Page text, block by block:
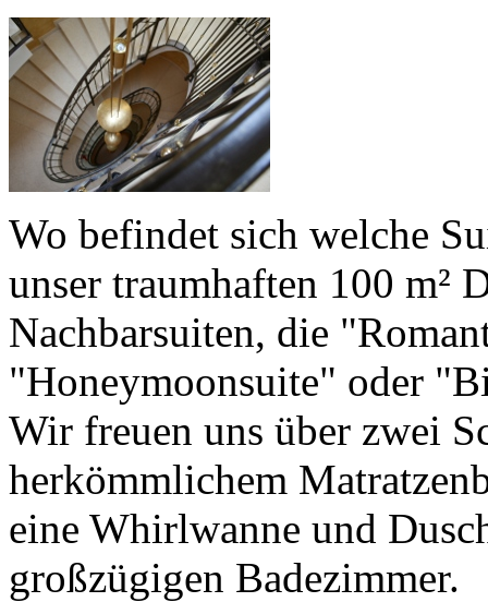
Wo befindet sich welche
unser traumhaften 100 m²
Nachbarsuiten, die
"Honeymoonsuite" oder
Wir freuen uns über zwei
herkömmlichem
eine Whirlwanne und
großzügigen Badezimmer.